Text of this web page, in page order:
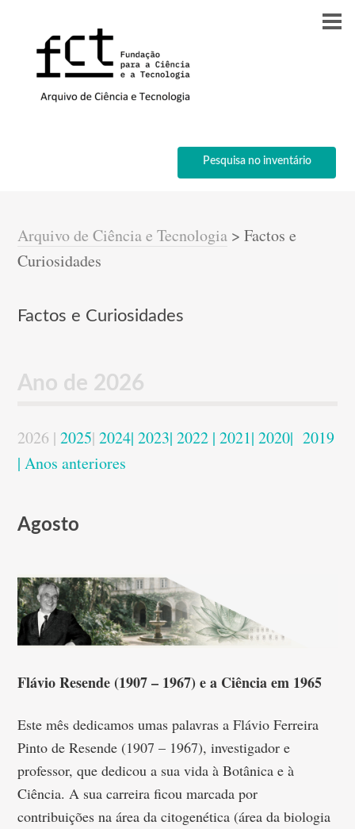
Pesquisa no inventário
Arquivo de Ciência e Tecnologia >Factos e
Curiosidades
Factos e Curiosidades
Ano de 2026
2026 | 2025| 2024| 2023| 2022 | 2021|2020| 2019
| Anos anteriores
Agosto
Flávio Resende (1907 – 1967) e a Ciência em 1965
Este mês dedicamos umas palavras a Flávio Ferreira
Pinto de Resende (1907 – 1967), investigador e
professor, que dedicou a sua vida à Botânica e à
Ciência. A sua carreira ficou marcada por
contribuições na área da citogenética (área da biologia